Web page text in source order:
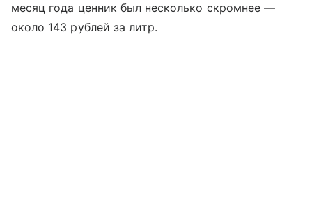
месяц года ценник был несколько скромнее —
около 143 рублей за литр.